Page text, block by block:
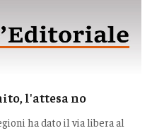
l'attesa no
ha dato il via libera al